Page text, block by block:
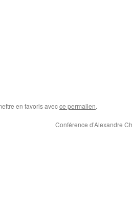
en favoris avecce permalien.
Conférence d’Alexandre